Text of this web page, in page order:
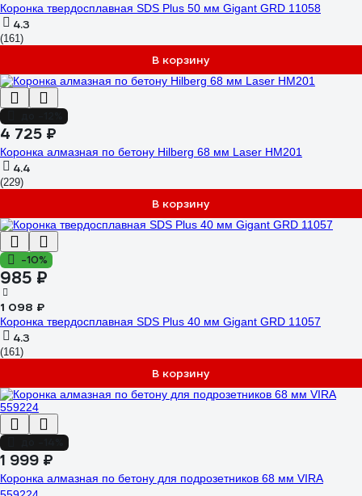
Коронка твердосплавная SDS Plus 50 мм Gigant GRD 11058
4.3
(161)
В корзину
4 725 ₽
Коронка алмазная по бетону Hilberg 68 мм Laser HM201
4.4
(229)
В корзину
-10%
985 ₽
1 098 ₽
Коронка твердосплавная SDS Plus 40 мм Gigant GRD 11057
4.3
(161)
В корзину
1 999 ₽
Коронка алмазная по бетону для подрозетников 68 мм VIRA